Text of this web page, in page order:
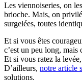
Les viennoiseries, on
brioche. Mais, on
surgelées, toutes
Et si vous êtes
c’est un peu long, mais
Et si vous ratez la
D’ailleurs, notre article
solutions.